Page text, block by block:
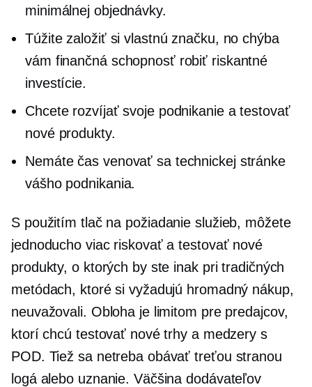
minimálnej objednávky.
Túžite založiť si vlastnú značku, no chýba
vám finančná schopnosť robiť riskantné
investície.
Chcete rozvíjať svoje podnikanie a testovať
nové produkty.
Nemáte čas venovať sa technickej stránke
vášho podnikania.
S použitím tlač na požiadanie služieb, môžete
jednoducho viac riskovať a testovať nové
produkty, o ktorých by ste inak pri tradičných
metódach, ktoré si vyžadujú hromadný nákup,
neuvažovali. Obloha je limitom pre predajcov,
ktorí chcú testovať nové trhy a medzery s
POD. Tiež sa netreba obávaťtreťou stranou
logá alebo uznanie. Väčšina dodávateľov